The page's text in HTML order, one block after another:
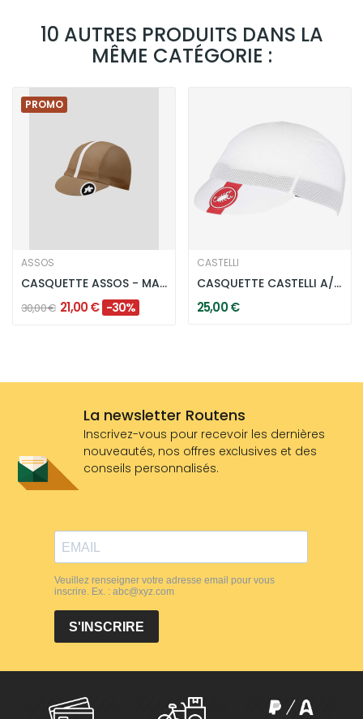
10 AUTRES PRODUITS DANS LA
MÊME CATÉGORIE :
PROMO
ASSOS
CASQUETTE ASSOS - MARRON
30,00 € 21,00 € -30%
CASTELLI
CASQUETTE CASTELLI A/C CYCLING BLANC
25,00 €
La newsletter Routens
Inscrivez-vous pour recevoir les dernières
nouveautés, nos offres exclusives et des
conseils personnalisés.